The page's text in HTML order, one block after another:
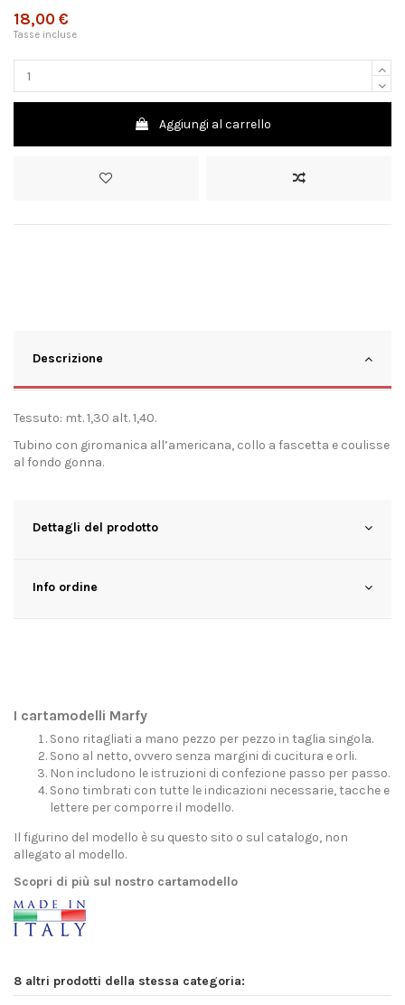
18,00 €
Tasse incluse
Aggiungi al carrello
Descrizione
Tessuto: mt. 1,30 alt. 1,40.
Tubino con giromanica all’americana, collo a fascetta e coulisse
al fondo gonna.
Dettagli del prodotto
Info ordine
I cartamodelli Marfy
Sono ritagliati a mano pezzo per pezzo in taglia singola.
Sono al netto, ovvero senza margini di cucitura e orli.
Non includono le istruzioni di confezione passo per passo.
Sono timbrati con tutte le indicazioni necessarie, tacche e
lettere per comporre il modello.
Il figurino del modello è su questo sito o sul catalogo, non
allegato al modello.
Scopri di più sul nostro cartamodello
8 altri prodotti della stessa categoria: